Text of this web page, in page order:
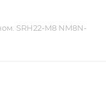
SRH22-M8 NM8N-